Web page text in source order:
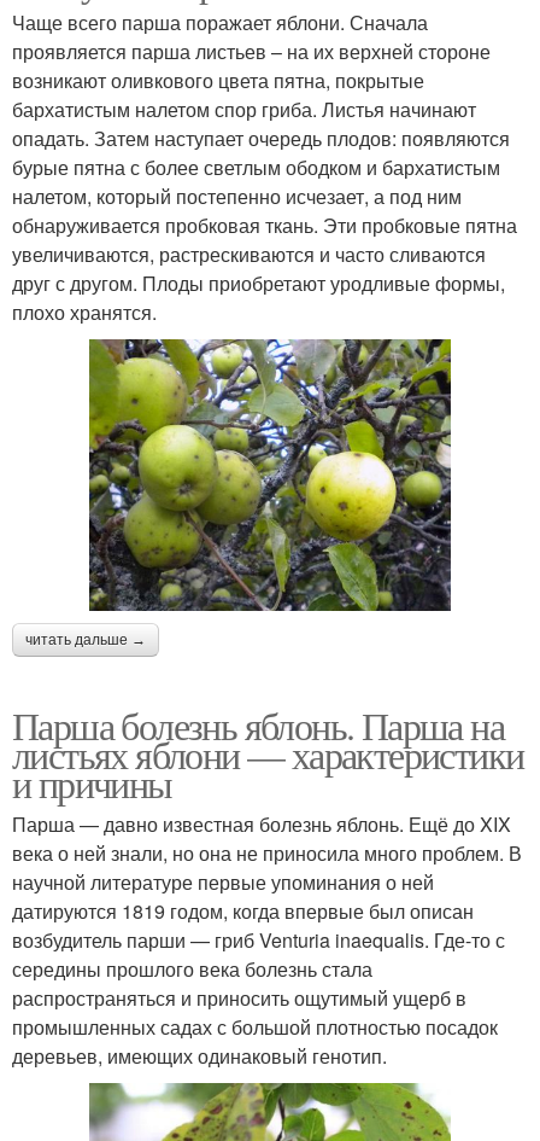
Чаще всего парша поражает яблони. Сначала
проявляется парша листьев – на их верхней стороне
возникают оливкового цвета пятна, покрытые
бархатистым налетом спор гриба. Листья начинают
опадать. Затем наступает очередь плодов: появляются
бурые пятна с более светлым ободком и бархатистым
налетом, который постепенно исчезает, а под ним
обнаруживается пробковая ткань. Эти пробковые пятна
увеличиваются, растрескиваются и часто сливаются
друг с другом. Плоды приобретают уродливые формы,
плохо хранятся.
читать дальше →
Парша болезнь яблонь. Парша на
листьях яблони — характеристики
и причины
Парша — давно известная болезнь яблонь. Ещё до XIX
века о ней знали, но она не приносила много проблем. В
научной литературе первые упоминания о ней
датируются 1819 годом, когда впервые был описан
возбудитель парши — гриб Venturia inaequalis. Где-то с
середины прошлого века болезнь стала
распространяться и приносить ощутимый ущерб в
промышленных садах с большой плотностью посадок
деревьев, имеющих одинаковый генотип.